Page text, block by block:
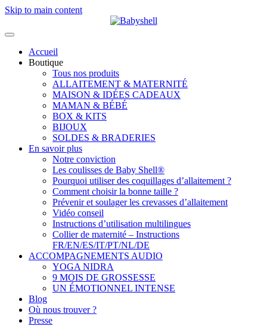
Skip to main content
Accueil
Boutique
Tous nos produits
ALLAITEMENT & MATERNITÉ
MAISON & IDÉES CADEAUX
MAMAN & BÉBÉ
BOX & KITS
BIJOUX
SOLDES & BRADERIES
En savoir plus
Notre conviction
Les coulisses de Baby Shell®
Pourquoi utiliser des coquillages d’allaitement ?
Comment choisir la bonne taille ?
Prévenir et soulager les crevasses d’allaitement
Vidéo conseil
Instructions d’utilisation multilingues
Collier de maternité – Instructions
FR/EN/ES/IT/PT/NL/DE
ACCOMPAGNEMENTS AUDIO
YOGA NIDRA
9 MOIS DE GROSSESSE
UN ÉMOTIONNEL INTENSE
Blog
Où nous trouver ?
Presse